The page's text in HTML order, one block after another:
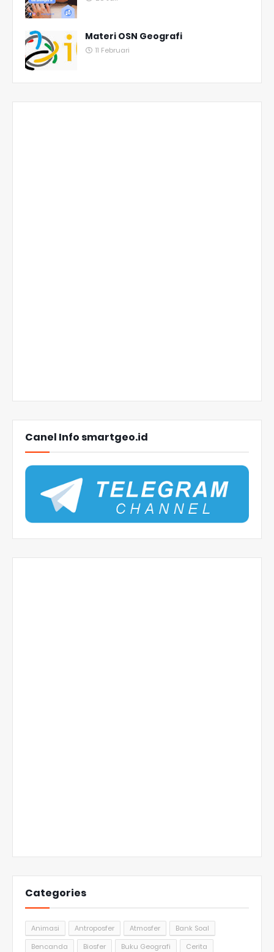
Materi OSN Geografi
11 Februari
Canel Info smartgeo.id
Categories
Animasi Antroposfer Atmosfer
Bank Soal
Bencanda
Biosfer Buku Geografi
Cerita